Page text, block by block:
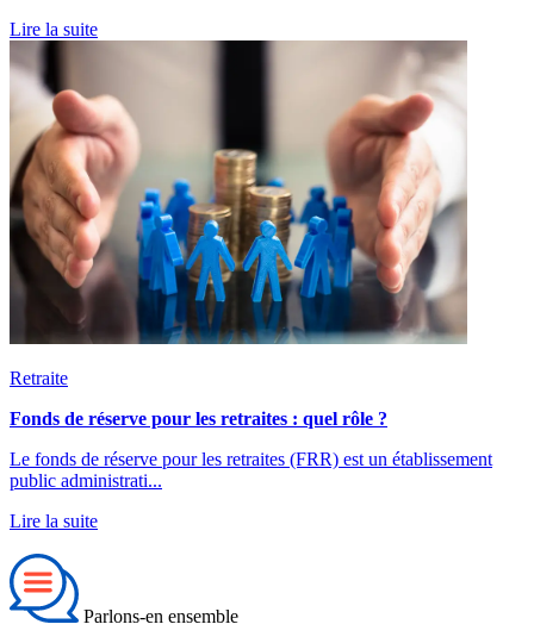
Lire la suite
Retraite
Fonds de réserve pour les retraites : quel rôle ?
Le fonds de réserve pour les retraites (FRR) est un établissement
public administrati...
Lire la suite
Parlons-en ensemble